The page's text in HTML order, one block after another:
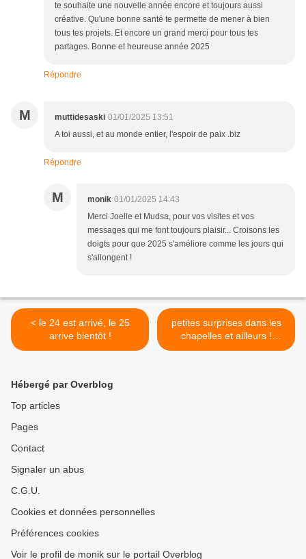
te souhaite une nouvelle année encore et toujours aussi
créative. Qu'une bonne santé te permette de mener à bien
tous tes projets. Et encore un grand merci pour tous tes
partages. Bonne et heureuse année 2025
Répondre
M muttidesaski 01/01/2025 13:51
A toi aussi, et au monde entier, l'espoir de paix .biz
Répondre
M monik 01/01/2025 14:43
Merci Joelle et Mudsa, pour vos visites et vos
messages qui me font toujours plaisir... Croisons les
doigts pour que 2025 s'améliore comme les jours qui
s'allongent !
< le 24 est arrivé, le 25
arrive bientôt !
petites surprises dans les
chapelles et ailleurs !
généralités >
Hébergé par Overblog
Top articles
Pages
Contact
Signaler un abus
C.G.U.
Cookies et données personnelles
Préférences cookies
Voir le profil de monik sur le portail Overblog